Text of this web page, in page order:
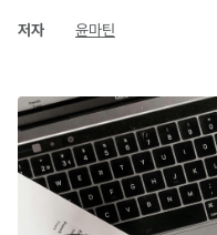
저자 윤마틴